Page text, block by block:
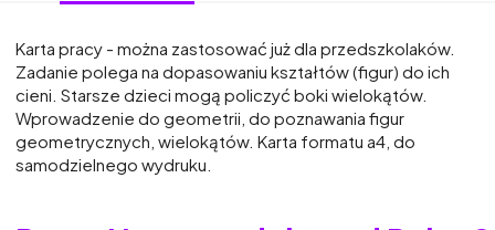
Karta pracy - można zastosować już dla przedszkolaków.
Zadanie polega na dopasowaniu kształtów (figur) do ich
cieni. Starsze dzieci mogą policzyć boki wielokątów.
Wprowadzenie do geometrii, do poznawania figur
geometrycznych, wielokątów. Karta formatu a4, do
samodzielnego wydruku.